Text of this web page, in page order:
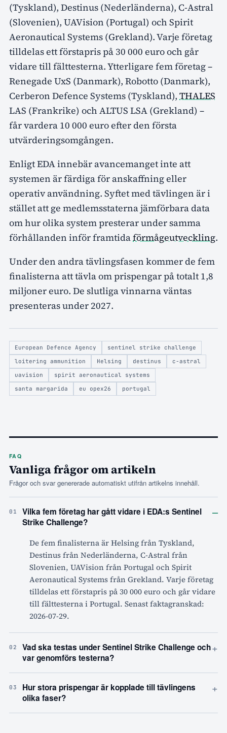
(Tyskland), Destinus (Nederländerna), C-Astral
(Slovenien), UAVision (Portugal) och Spirit
Aeronautical Systems (Grekland). Varje företag
tilldelas ett förstapris på 30 000 euro och går
vidare till fälttesterna. Ytterligare fem företag –
Renegade UxS (Danmark), Robotto (Danmark),
Cerberon Defence Systems (Tyskland), THALES
LAS (Frankrike) och ALTUS LSA (Grekland) –
får vardera 10 000 euro efter den första
utvärderingsomgången.
Enligt EDA innebär avancemanget inte att
systemen är färdiga för anskaffning eller
operativ användning. Syftet med tävlingen är i
stället att ge medlemsstaterna jämförbara data
om hur olika system presterar under samma
förhållanden inför framtidaförmågeutveckling.
Under den andra tävlingsfasen kommer de fem
finalisterna att tävla om prispengar på totalt 1,8
miljoner euro. De slutliga vinnarna väntas
presenteras under 2027.
European Defence Agency
sentinel strike challenge
loitering ammunition
Helsing destinus
c-astral
uavision
spirit aeronautical systems
santa margarida
eu opex26 portugal
FAQ
Vanliga frågor om artikeln
Frågor och svar genererade automatiskt utifrån artikelns innehåll.
01
Vilka fem företag har gått vidare i EDA:s Sentinel
Strike Challenge?
–
De fem finalisterna är Helsing från Tyskland,
Destinus från Nederländerna, C-Astral från
Slovenien, UAVision från Portugal och Spirit
Aeronautical Systems från Grekland. Varje företag
tilldelas ett förstapris på 30 000 euro och går vidare
till fälttesterna i Portugal. Senast faktagranskad:
2026-07-29.
02
Vad ska testas under Sentinel Strike Challenge och
var genomförs testerna?
+
03
Hur stora prispengar är kopplade till tävlingens
olika faser?
+